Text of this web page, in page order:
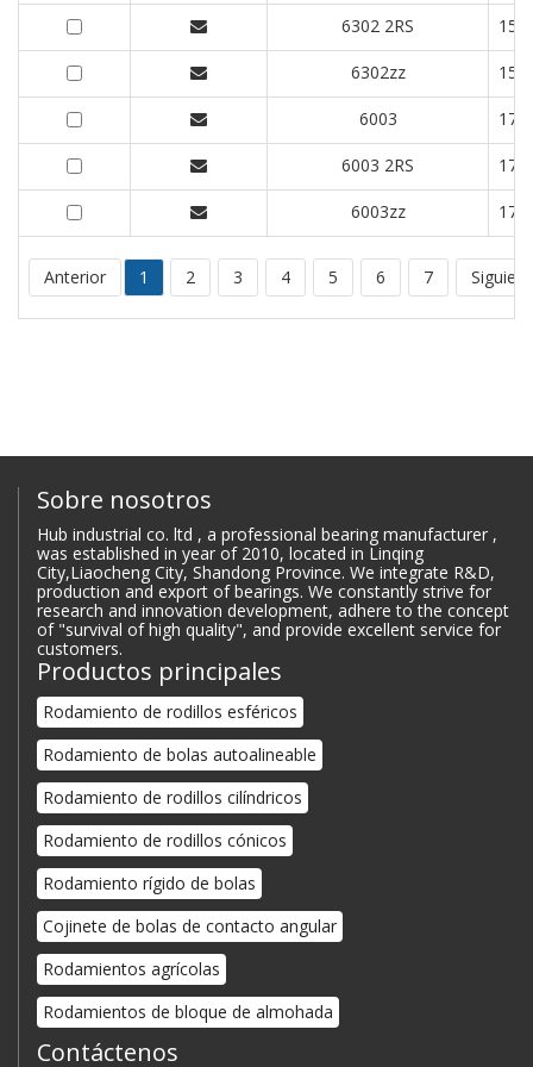
6302 2RS
6302zz
6003
6003 2RS
6003zz
Anterior 1 2 3 4 5 6 7
Sobre nosotros
Hub industrial co. ltd , a professional bearing manufacturer ,
was established in year of 2010, located in Linqing
City,Liaocheng City, Shandong Province. We integrate R&D,
production and export of bearings. We constantly strive for
research and innovation development, adhere to the concept
of "survival of high quality", and provide excellent service for
customers.
Productos principales
Rodamiento de rodillos esféricos
Rodamiento de bolas autoalineable
Rodamiento de rodillos cilíndricos
Rodamiento de rodillos cónicos
Rodamiento rígido de bolas
Cojinete de bolas de contacto angular
Rodamientos agrícolas
Rodamientos de bloque de almohada
Contáctenos